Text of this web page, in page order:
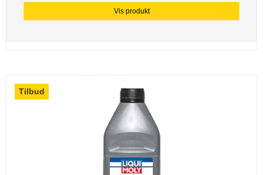
Vis produkt
Tilbud